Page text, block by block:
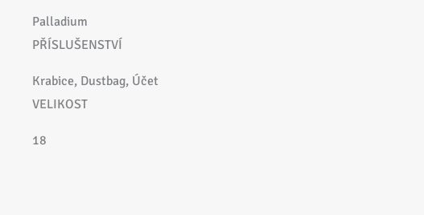
Palladium
PŘÍSLUŠENSTVÍ
Krabice, Dustbag, Účet
VELIKOST
18